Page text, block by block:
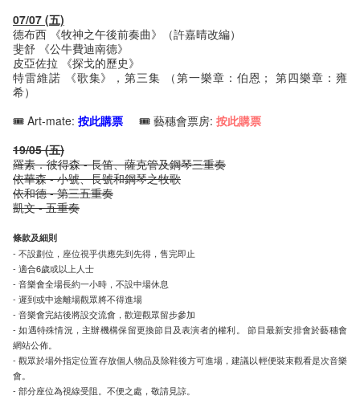
07/07 (五)
德布西 《牧神之午後前奏曲》（許嘉晴改編）
斐舒 《公牛費迪南德》
皮亞佐拉 《探戈的歷史》
特雷維諾 《歌集》，第三集 （第一樂章：伯恩； 第四樂章：雍
希）
🎟️ Art-mate: 按此購票 🎟️ 藝穗會票房: 按此購票
19/05 (五)
羅素．彼得森 - 長笛、薩克管及鋼琴三重奏
依華森 - 小號、長號和鋼琴之牧歌
依和德 - 第三五重奏
凱文 - 五重奏
條款及細則
- 不設劃位，座位視乎供應先到先得，售完即止
- 適合6歲或以上人士
- 音樂會全場長約一小時，不設中場休息
- 遲到或中途離場觀眾將不得進場
- 音樂會完結後將設交流會，歡迎觀眾留步參加
- 如遇特殊情況，主辦機構保留更換節目及表演者的權利。 節目最新安排會於藝穗會
網站公佈。
- 觀眾於場外指定位置存放個人物品及除鞋後方可進場，建議以輕便裝束觀看是次音樂
會。
- 部分座位為視線受阻。不便之處，敬請見諒。